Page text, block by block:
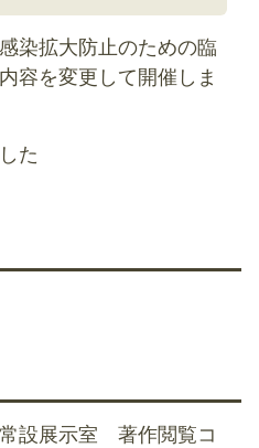
染拡大防止のための臨
容を変更して開催しま
た
設展示室 著作閲覧コ